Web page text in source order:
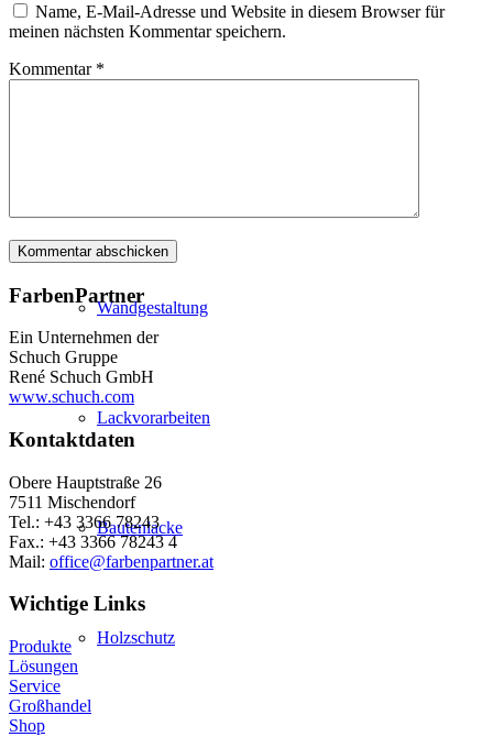
Wandgestaltung
Lackvorarbeiten
Bautenlacke
Holzschutz
Name, E-Mail-Adresse und Website in diesem Browser für
meinen nächsten Kommentar speichern.
Kommentar *
FarbenPartner
Ein Unternehmen der
Schuch Gruppe
René Schuch GmbH
www.schuch.com
Kontaktdaten
Obere Hauptstraße 26
7511 Mischendorf
Tel.: +43 3366 78243
Fax.: +43 3366 78243 4
Mail: office@farbenpartner.at
Wichtige Links
Produkte
Lösungen
Service
Großhandel
Shop